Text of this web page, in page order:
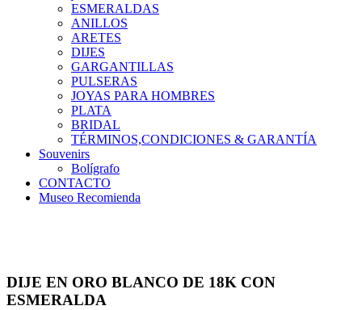
ESMERALDAS
ANILLOS
ARETES
DIJES
GARGANTILLAS
PULSERAS
JOYAS PARA HOMBRES
PLATA
BRIDAL
TÉRMINOS,CONDICIONES & GARANTÍA
Souvenirs
Bolígrafo
CONTACTO
Museo Recomienda
DIJE EN ORO BLANCO DE 18K CON
ESMERALDA